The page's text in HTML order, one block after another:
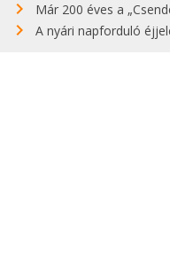
Már 200 éves a
A nyári napforduló éjjelén